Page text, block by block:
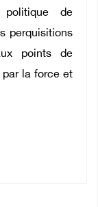
de
perquisitions
points de
la force et